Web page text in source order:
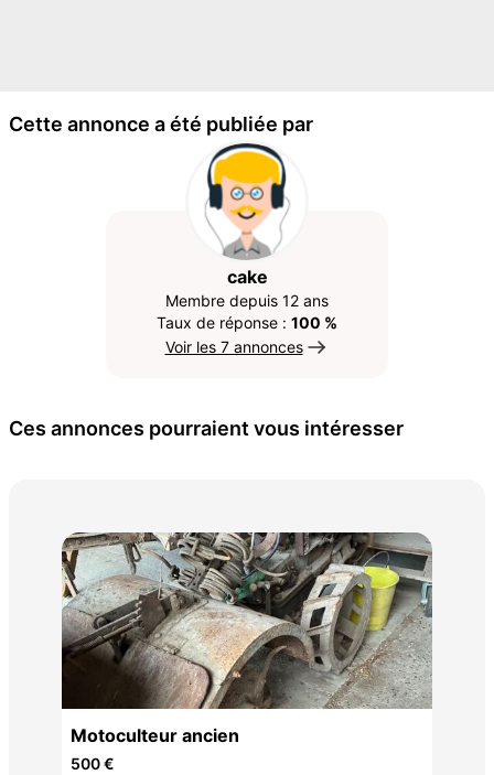
Cette annonce a été publiée par
cake
Membre depuis 12 ans
Taux de réponse : 100 %
Voir les 7 annonces
Ces annonces pourraient vous intéresser
Motoculteur ancien
500 €